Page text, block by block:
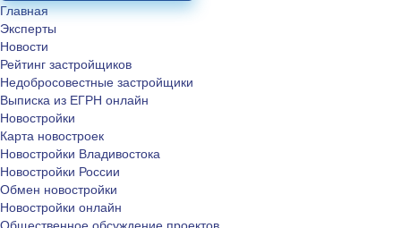
Главная
Эксперты
Новости
Рейтинг застройщиков
Недобросовестные застройщики
Выписка из ЕГРН онлайн
Новостройки
Карта новостроек
Новостройки Владивостока
Новостройки России
Обмен новостройки
Новостройки онлайн
Общественное обсуждение проектов